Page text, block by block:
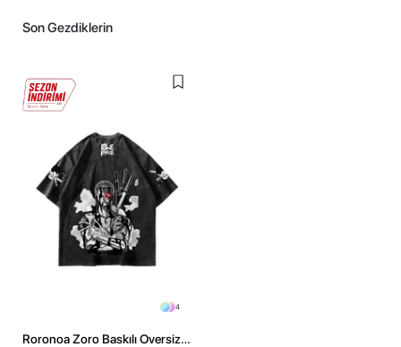
Son Gezdiklerin
4
Roronoa Zoro Baskılı Oversize